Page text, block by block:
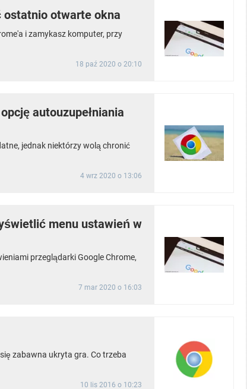
otwarte okna
i zamykasz komputer, przy
18 paź 2020 o 20:10
autouzupełniania
jednak niektórzy wolą chronić
4 wrz 2020 o 13:06
menu ustawień w
przeglądarki Google Chrome,
7 mar 2020 o 16:03
zabawna ukryta gra. Co trzeba
10 lis 2016 o 10:23